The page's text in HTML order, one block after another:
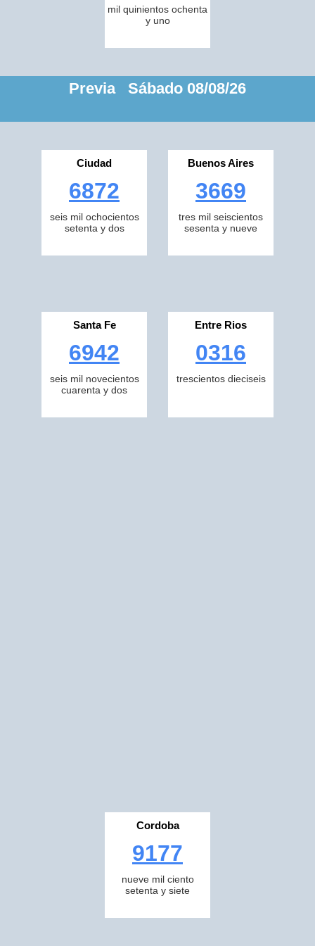
mil quinientos ochenta
y uno
Previa Sábado 08/08/26
Ciudad
6872
seis mil ochocientos
setenta y dos
Buenos Aires
3669
tres mil seiscientos
sesenta y nueve
Santa Fe
6942
seis mil novecientos
cuarenta y dos
Entre Rios
0316
trescientos dieciseis
Cordoba
9177
nueve mil ciento
setenta y siete